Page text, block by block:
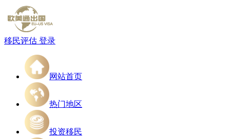
移民评估 登录
网站首页
热门地区
投资移民